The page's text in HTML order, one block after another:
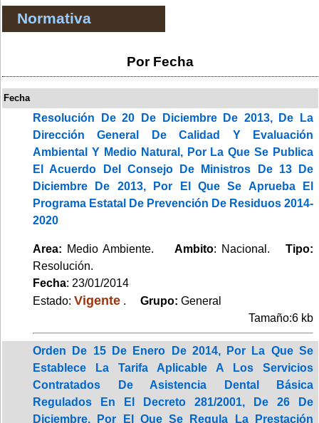
Normativa
Por Fecha
Fecha
Resolución De 20 De Diciembre De 2013, De La
Dirección General De Calidad Y Evaluación
Ambiental Y Medio Natural, Por La Que Se Publica
El Acuerdo Del Consejo De Ministros De 13 De
Diciembre De 2013, Por El Que Se Aprueba El
Programa Estatal De Prevención De Residuos 2014-
2020
Area: Medio Ambiente.Ambito: Nacional.Tipo:
Resolución.
Fecha: 23/01/2014
Estado: Vigente . Grupo: General
Tamaño:6 kb
Orden De 15 De Enero De 2014, Por La Que Se
Establece La Tarifa Aplicable A Los Servicios
Contratados De Asistencia Dental Básica
Regulados En El Decreto 281/2001, De 26 De
Diciembre, Por El Que Se Regula La Prestación